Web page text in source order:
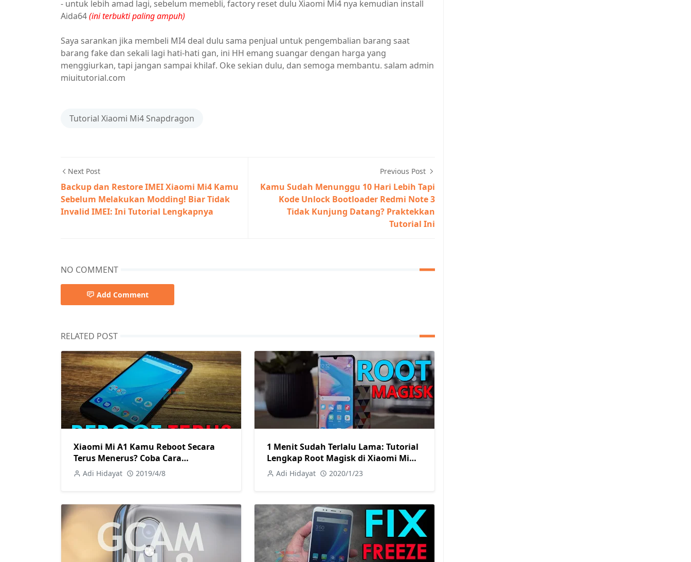
- untuk lebih amad lagi, sebelum memebli, factory reset dulu Xiaomi Mi4 nya kemudian install
Aida64(ini terbukti paling ampuh)
Saya sarankan jika membeli MI4 deal dulu sama penjual untuk pengembalian barang saat
barang fake dan sekali lagi hati-hati gan, ini HH emang suangar dengan harga yang
menggiurkan, tapi jangan sampai khilaf. Oke sekian dulu, dan semoga membantu. salam admin
miuitutorial.com
Tutorial Xiaomi Mi4 Snapdragon
Next Post
Backup dan Restore IMEI Xiaomi Mi4 Kamu
Sebelum Melakukan Modding! Biar Tidak
Invalid IMEI: Ini Tutorial Lengkapnya
Previous Post
Kamu Sudah Menunggu 10 Hari Lebih Tapi
Kode Unlock Bootloader Redmi Note 3
Tidak Kunjung Datang? Praktekkan
Tutorial Ini
NO COMMENT
Add Comment
RELATED POST
Xiaomi Mi A1 Kamu Reboot Secara
Terus Menerus? Coba Cara
Memperbaikinya Berikut Ini!
Adi Hidayat 2019/4/8
1 Menit Sudah Terlalu Lama: Tutorial
Lengkap Root Magisk di Xiaomi Mi
Note 10/PRO
Adi Hidayat 2020/1/23